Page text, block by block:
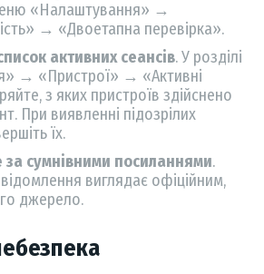
«Налаштування» →
→ «Двоетапна перевірка».
активних сеансів. У розділі
→ «Пристрої» → «Активні
з яких пристроїв здійснено
При виявленні підозрілих
їх.
за сумнівними посиланнями.
виглядає офіційним,
джерело.